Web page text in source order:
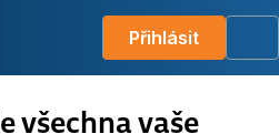
Přihlásit
všechna vaše